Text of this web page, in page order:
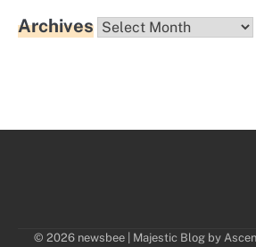
Archives Archives
© 2026 newsbee | Majestic Blog by